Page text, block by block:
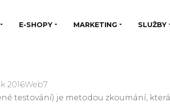
E-SHOPY MARKETING SLUŽBY
2016Web7
testování) je metodou zkoumání, která